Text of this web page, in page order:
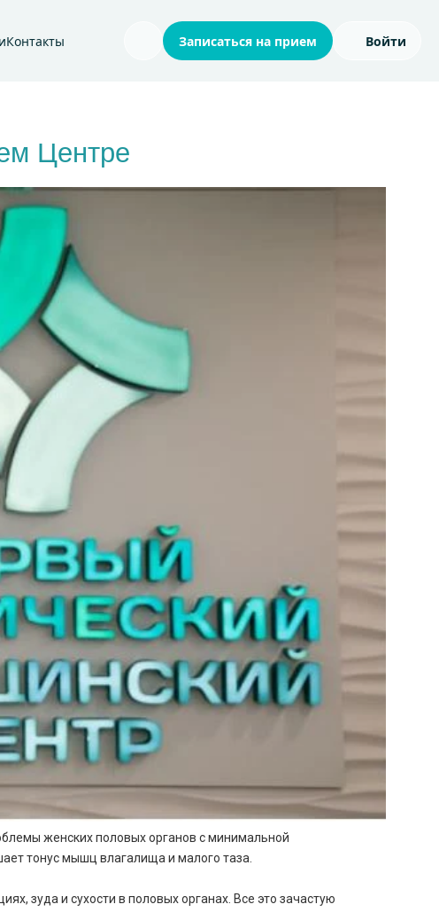
Контакты Поиск по сайтуЗаписаться на прием Войти
Центре
женских половых органов с минимальной
тонус мышц влагалища и малого таза.
зуда и сухости в половых органах. Все это зачастую